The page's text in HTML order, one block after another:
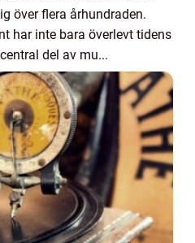
över flera århundraden.
har inte bara överlevt tidens
del av mu...